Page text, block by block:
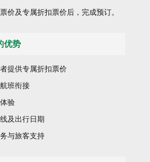
价及专属折扣票价后，完成预订。
优势
提供专属折扣票价
班衔接
验
及出行日期
与旅客支持